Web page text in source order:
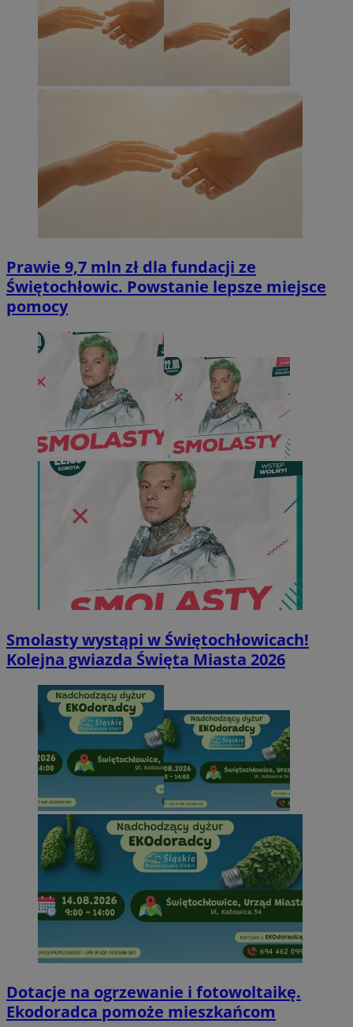
Prawie 9,7 mln zł dla fundacji ze
Świętochłowic. Powstanie lepsze miejsce
pomocy
Smolasty wystąpi w Świętochłowicach!
Kolejna gwiazda Święta Miasta 2026
Dotacje na ogrzewanie i fotowoltaikę.
Ekodoradca pomoże mieszkańcom